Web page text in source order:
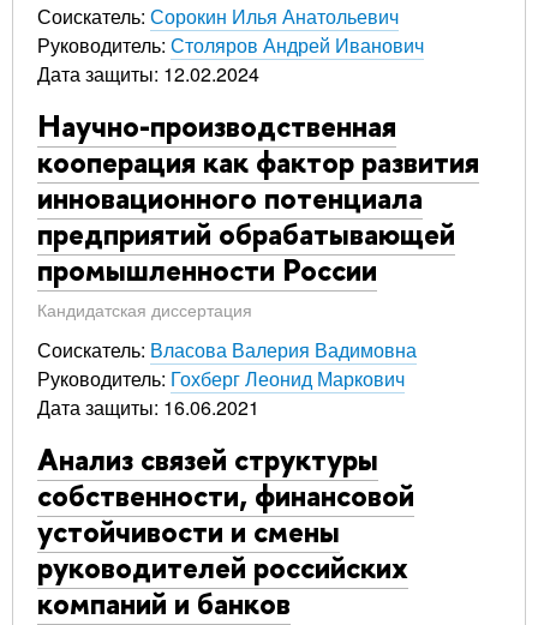
Соискатель: Сорокин Илья Анатольевич
Руководитель: Столяров Андрей Иванович
Дата защиты: 12.02.2024
Научно-производственная
кооперация как фактор развития
инновационного потенциала
предприятий обрабатывающей
промышленности России
Кандидатская диссертация
Соискатель: Власова Валерия Вадимовна
Руководитель: Гохберг Леонид Маркович
Дата защиты: 16.06.2021
Анализ связей структуры
собственности, финансовой
устойчивости и смены
руководителей российских
компаний и банков